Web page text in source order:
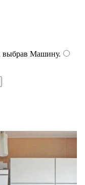
выбрав Машину.